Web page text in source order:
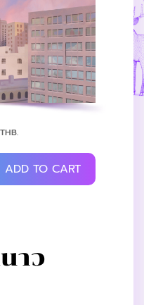
THB.
ADD TO CART
าว